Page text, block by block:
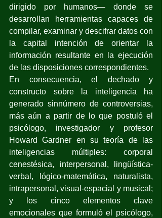
dirigido por humanos— donde se
desarrollan herramientas capaces de
compilar, examinar y descifrar datos con
la capital intención de orientar la
información resultante en la ejecución
de las disposiciones correspondientes.
En consecuencia, el dechado y
constructo sobre la inteligencia ha
generado sinnúmero de controversias,
más aún a partir de lo que postuló el
psicólogo, investigador y profesor
Howard Gardner en su teoría de las
inteligencias múltiples: corporal
cenestésica, interpersonal, lingüística-
verbal, lógico-matemática, naturalista,
intrapersonal, visual-espacial y musical;
y los cinco elementos clave
emocionales que formuló el psicólogo,